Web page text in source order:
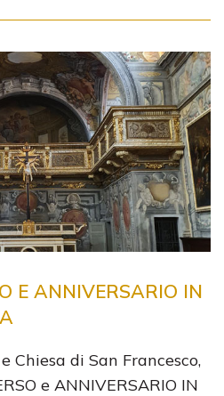
E ANNIVERSARIO IN
Chiesa di San Francesco,
e ANNIVERSARIO IN